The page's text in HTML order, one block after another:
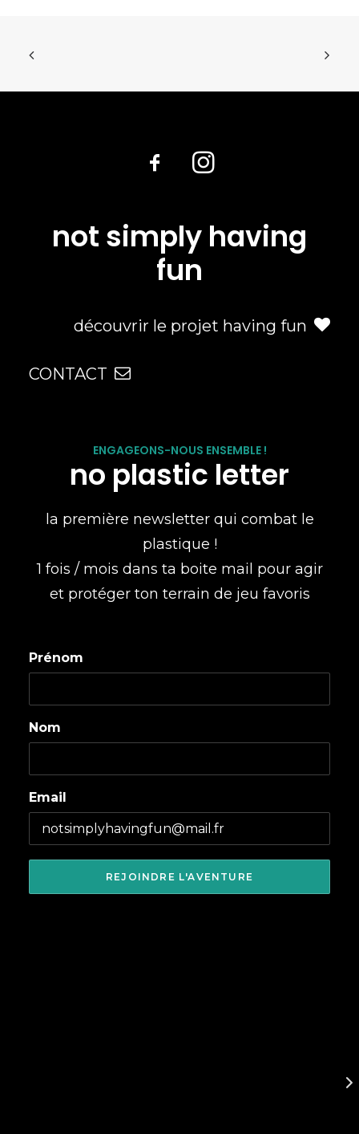
not simply having
fun
découvrir le projet having fun
CONTACT
ENGAGEONS-NOUS ENSEMBLE !
no plastic letter
la première newsletter qui combat le
plastique !
1 fois / mois dans ta boite mail pour agir
et protéger ton terrain de jeu favoris
Prénom
Nom
Email